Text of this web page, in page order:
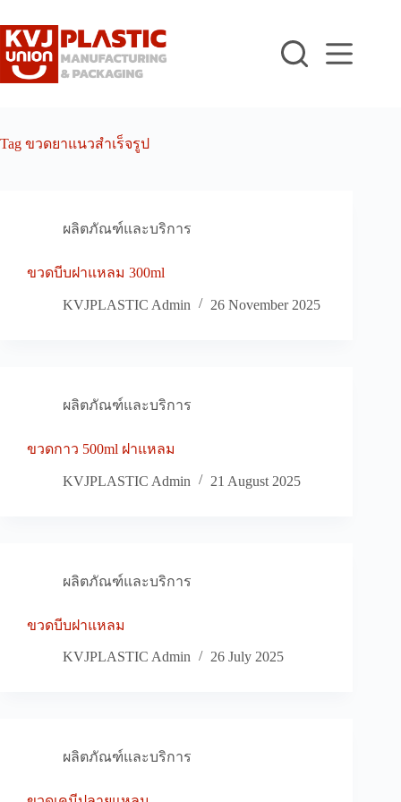
to
content
Tag ขวดยาแนวสำเร็จรูป
ผลิตภัณฑ์และบริการ
ขวดบีบฝาแหลม 300ml
KVJPLASTIC Admin 26 November 2025
ผลิตภัณฑ์และบริการ
ขวดกาว 500ml ฝาแหลม
KVJPLASTIC Admin 21 August 2025
ผลิตภัณฑ์และบริการ
ขวดบีบฝาแหลม
KVJPLASTIC Admin 26 July 2025
ผลิตภัณฑ์และบริการ